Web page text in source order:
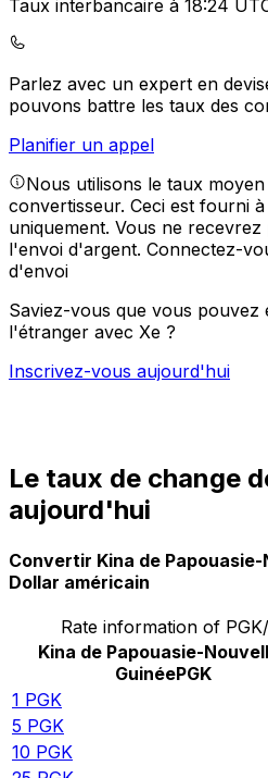
Taux interbancaire à 18:24
Parlez avec un expert en
pouvons battre les taux des
Planifier un appel
Nous utilisons le taux
convertisseur. Ceci est fourni
uniquement. Vous ne
l'envoi d'argent. Connectez-
d'envoi
Saviez-vous que vous
l'étranger avec Xe ?
Inscrivez-vous aujourd'hui
Le taux de change
aujourd'hui
Convertir Kina de
Dollar américain
Rate information of
Kina de Papouasie-
GuinéePGK
1 PGK
5 PGK
10 PGK